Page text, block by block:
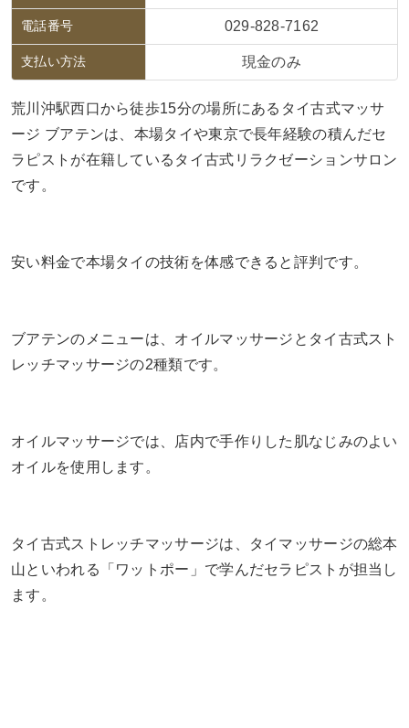
電話番号 029-828-7162
支払い方法 現金のみ
荒川沖駅西口から徒歩15分の場所にあるタイ古式マッサ
ージ ブアテンは、本場タイや東京で長年経験の積んだセ
ラピストが在籍しているタイ古式リラクゼーションサロン
です。
安い料金で本場タイの技術を体感できると評判です。
ブアテンのメニューは、オイルマッサージとタイ古式スト
レッチマッサージの2種類です。
オイルマッサージでは、店内で手作りした肌なじみのよい
オイルを使用します。
タイ古式ストレッチマッサージは、タイマッサージの総本
山といわれる「ワットポー」で学んだセラピストが担当し
ます。